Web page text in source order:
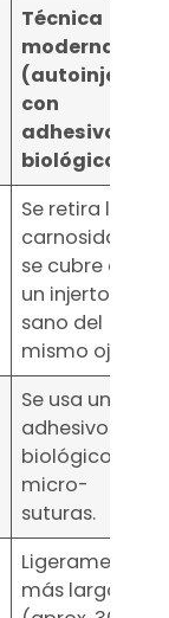
Técnica
moderna
(autoinjerto
con
adhesivo
biológico)
Se retira la
carnosidad y
se cubre con
un injerto
sano del
mismo ojo.
Se usa un
adhesivo
biológico o
micro-
suturas.
Ligeramente
más largo